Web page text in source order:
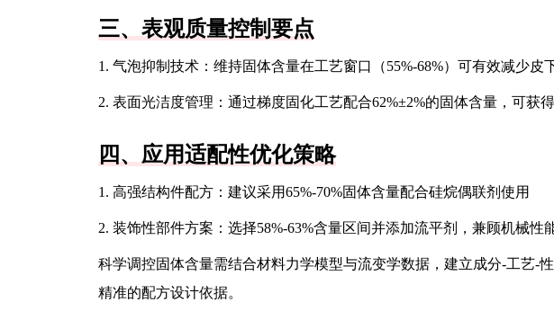
三、表观质量控制要点
1. 气泡抑制技术：维持固体含量在工艺窗口（55%-68%）可有效减少皮
2. 表面光洁度管理：通过梯度固化工艺配合62%±2%的固体含量，可获
四、应用适配性优化策略
1. 高强结构件配方：建议采用65%-70%固体含量配合硅烷偶联剂使用
2. 装饰性部件方案：选择58%-63%含量区间并添加流平剂，兼顾机械性
科学调控固体含量需结合材料力学模型与流变学数据，建立成分-工艺-
精准的配方设计依据。